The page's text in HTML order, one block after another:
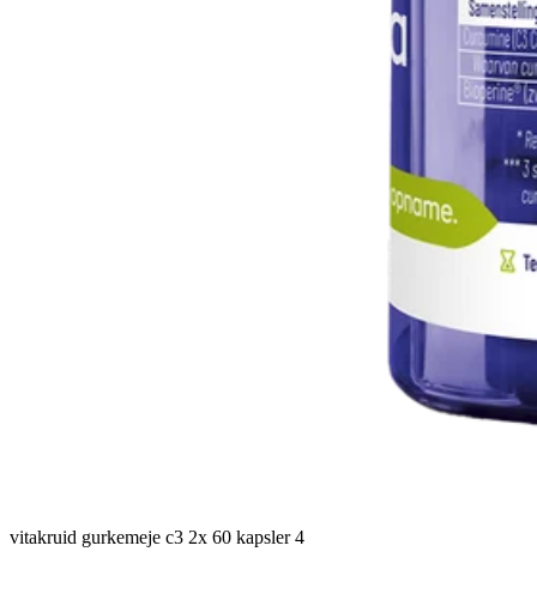
vitakruid gurkemeje c3 2x 60 kapsler 4